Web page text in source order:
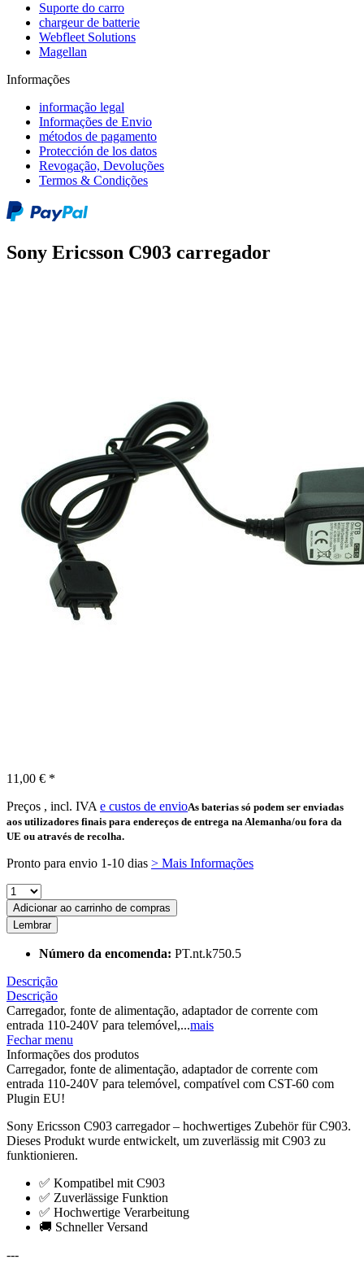
Suporte do carro
chargeur de batterie
Webfleet Solutions
Magellan
Informações
informação legal
Informações de Envio
métodos de pagamento
Protección de los datos
Revogação, Devoluções
Termos & Condições
Sony Ericsson C903 carregador
11,00 € *
Preços , incl. IVA e custos de envioAs baterias só podem ser enviadas
aos utilizadores finais para endereços de entrega na Alemanha/ou fora da
UE ou através de recolha.
Pronto para envio 1-10 dias > Mais Informações
Adicionar ao carrinho de compras
Lembrar
Número da encomenda: PT.nt.k750.5
Descrição
Descrição
Carregador, fonte de alimentação, adaptador de corrente com
entrada 110-240V para telemóvel,...mais
Fechar menu
Informações dos produtos
Carregador, fonte de alimentação, adaptador de corrente com
entrada 110-240V para telemóvel, compatível com CST-60 com
Plugin EU!
Sony Ericsson C903 carregador – hochwertiges Zubehör für C903.
Dieses Produkt wurde entwickelt, um zuverlässig mit C903 zu
funktionieren.
✅ Kompatibel mit C903
✅ Zuverlässige Funktion
✅ Hochwertige Verarbeitung
🚚 Schneller Versand
---